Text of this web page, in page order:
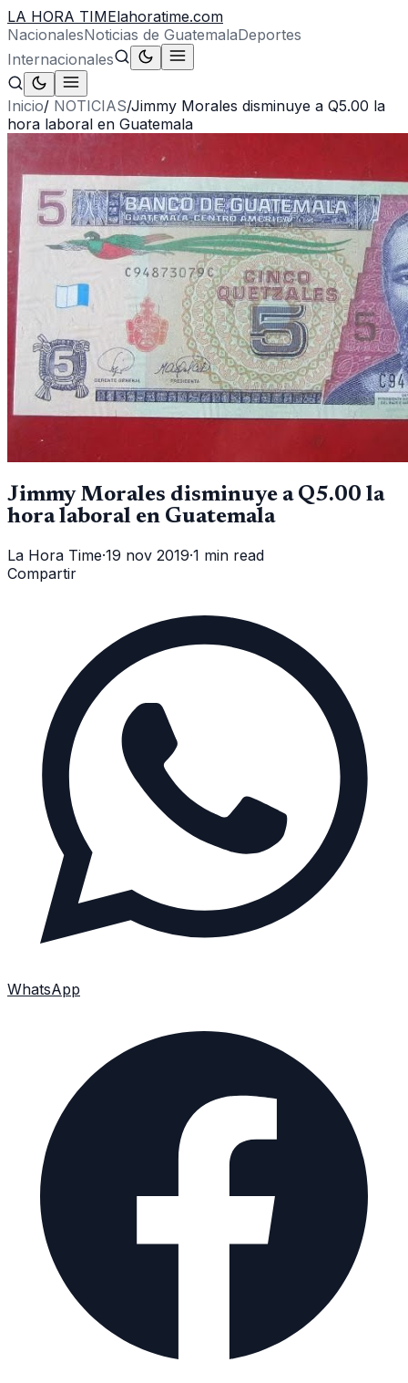
LA HORA TIMElahoratime.com
NacionalesNoticias de GuatemalaDeportes
Internacionales
Inicio/ NOTICIAS/Jimmy Morales disminuye a Q5.00 la
hora laboral en Guatemala
Jimmy Morales disminuye a Q5.00 la
hora laboral en Guatemala
La Hora Time·19 nov 2019·1 min read
Compartir
WhatsApp